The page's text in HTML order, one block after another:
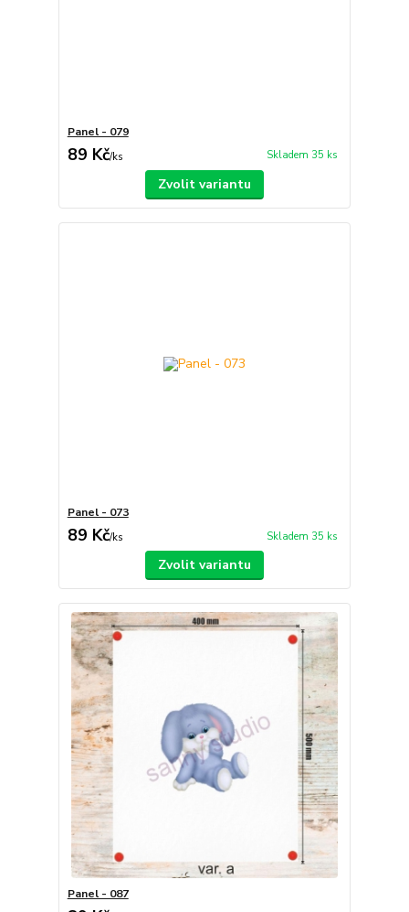
Panel - 079
89 Kč/ks Skladem 35 ks
Zvolit variantu
Panel - 073
89 Kč/ks Skladem 35 ks
Zvolit variantu
Panel - 087